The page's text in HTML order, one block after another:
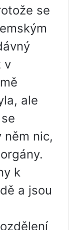
se
v
ale
něm nic,
k
a jsou